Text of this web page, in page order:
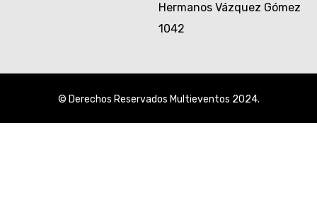
Hermanos Vázquez Gómez
1042
© Derechos Reservados Multieventos 2024.